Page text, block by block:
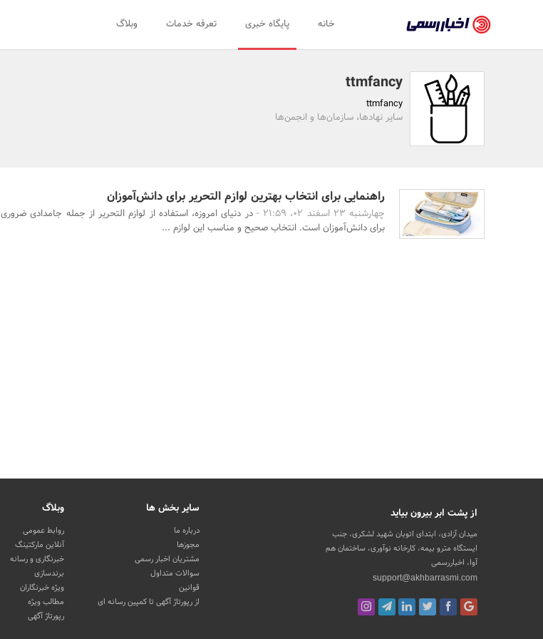
رسمی
-
اخبار
تایید
سازمان‌ها
روابط
خانه پایگاه خبری تعرفه خدمات وبلاگ
ttmfancy
ttmfancy
سایر نهادها، سازمان‌ها و انجمن‌ها
راهنمایی برای انتخاب بهترین لوازم التحریر برای دانش‌آموزان
چهارشنبه 23 اسفند 02، 21:59 -
در دنیای امروزه، استفاده از لوازم التحریر از جمله جامدادی ضروری
برای دانش‌آموزان است. انتخاب صحیح و مناسب این لوازم ...
از پشت ابر بیرون بیاید
میدان آزادی، ابتدای اتوبان شهید لشکری، جنب
ایستگاه مترو بیمه، کارخانه نوآوری، ساختمان هم
آوا، اخباررسمی
support@akhbarrasmi.com
سایر بخش ها
درباره ما
مجوزها
مشتریان اخبار رسمی
سوالات متداول
قوانین
از رپورتاژ آگهی تا کمپین رسانه ای
وبلاگ
روابط عمومی
آنلاین مارکتینگ
خبرنگاری و رسانه
برندسازی
ویژه خبرنگاران
مطالب ویژه
رپورتاژ آگهی